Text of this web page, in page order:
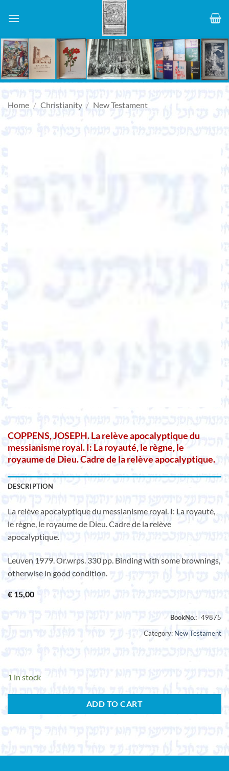
Home / Christianity / New Testament
COPPENS, JOSEPH. La relève apocalyptique du
messianisme royal. I: La royauté, le règne, le
royaume de Dieu. Cadre de la relève apocalyptique.
DESCRIPTION
La relève apocalyptique du messianisme royal. I: La royauté,
le règne, le royaume de Dieu. Cadre de la relève
apocalyptique.
Leuven 1979. Or.wrps. 330 pp. Binding with some brownings,
otherwise in good condition.
€ 15,00
Category: New Testament
1 in stock
ADD TO CART